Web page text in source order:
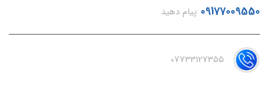
09177009550 پیام دهید
07733127355